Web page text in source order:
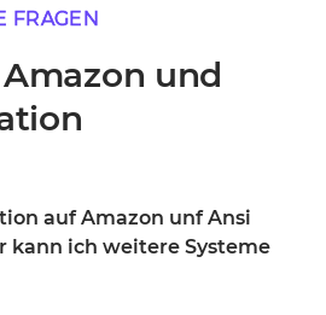
FRAGEN
und
auf Amazon unf Ansi
kann ich weitere Systeme